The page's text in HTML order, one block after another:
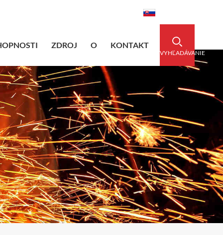
VYHĽADÁVANIE
ZDROJ O KONTAKT